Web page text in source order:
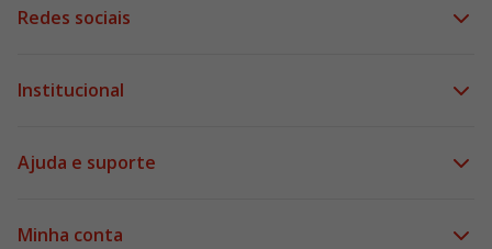
Redes sociais
Institucional
Ajuda e suporte
Minha conta